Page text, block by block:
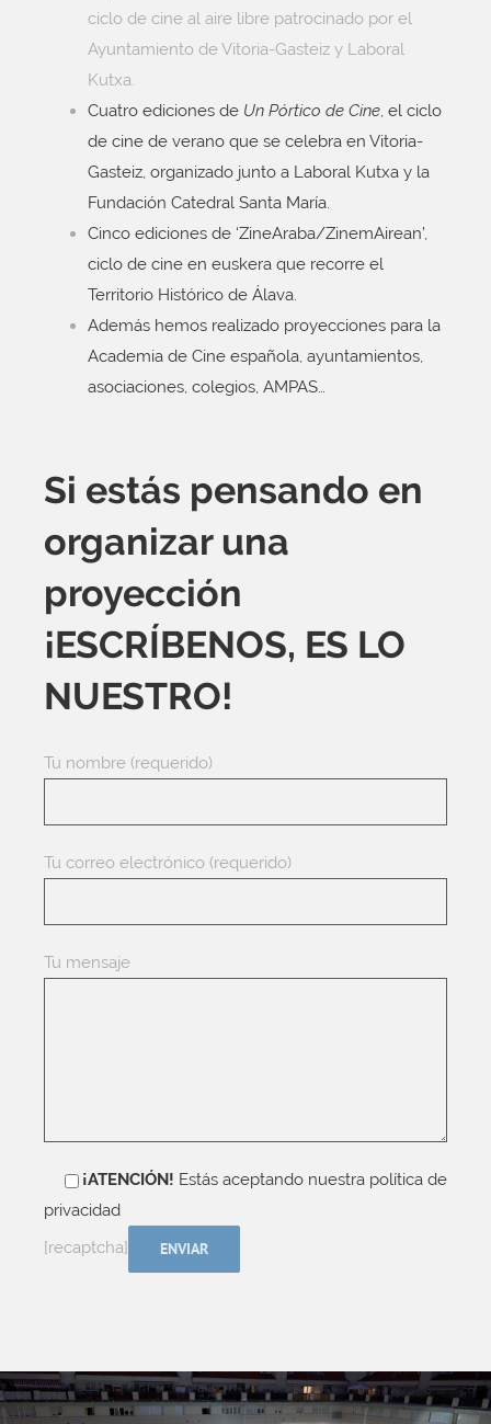
ciclo de cine al aire libre patrocinado por el
Ayuntamiento de Vitoria-Gasteiz y Laboral
Kutxa.
Cuatro ediciones de Un Pórtico de Cine , el ciclo
de cine de verano que se celebra en Vitoria-
Gasteiz, organizado junto a Laboral Kutxa y la
Fundación Catedral Santa María.
Cinco ediciones de ‘ZineAraba/ZinemAirean’,
ciclo de cine en euskera que recorre el
Territorio Histórico de Álava.
Además hemos realizado proyecciones para la
Academia de Cine española, ayuntamientos,
asociaciones, colegios, AMPAS…
Si estás pensando en
organizar una
proyección
¡ESCRÍBENOS, ES LO
NUESTRO!
Tu nombre (requerido)
Tu correo electrónico (requerido)
Tu mensaje
¡ATENCIÓN! Estás aceptando nuestra política de
privacidad
[recaptcha]